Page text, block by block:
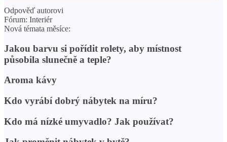
Odpověď autorovi
Fórum: Interiér
Nová témata měsíce:
Jakou barvu si pořídit rolety, aby místnost
působila slunečně a teple?
Aroma kávy
Kdo vyrábí dobrý nábytek na míru?
Kdo má nízké umyvadlo? Jak používat?